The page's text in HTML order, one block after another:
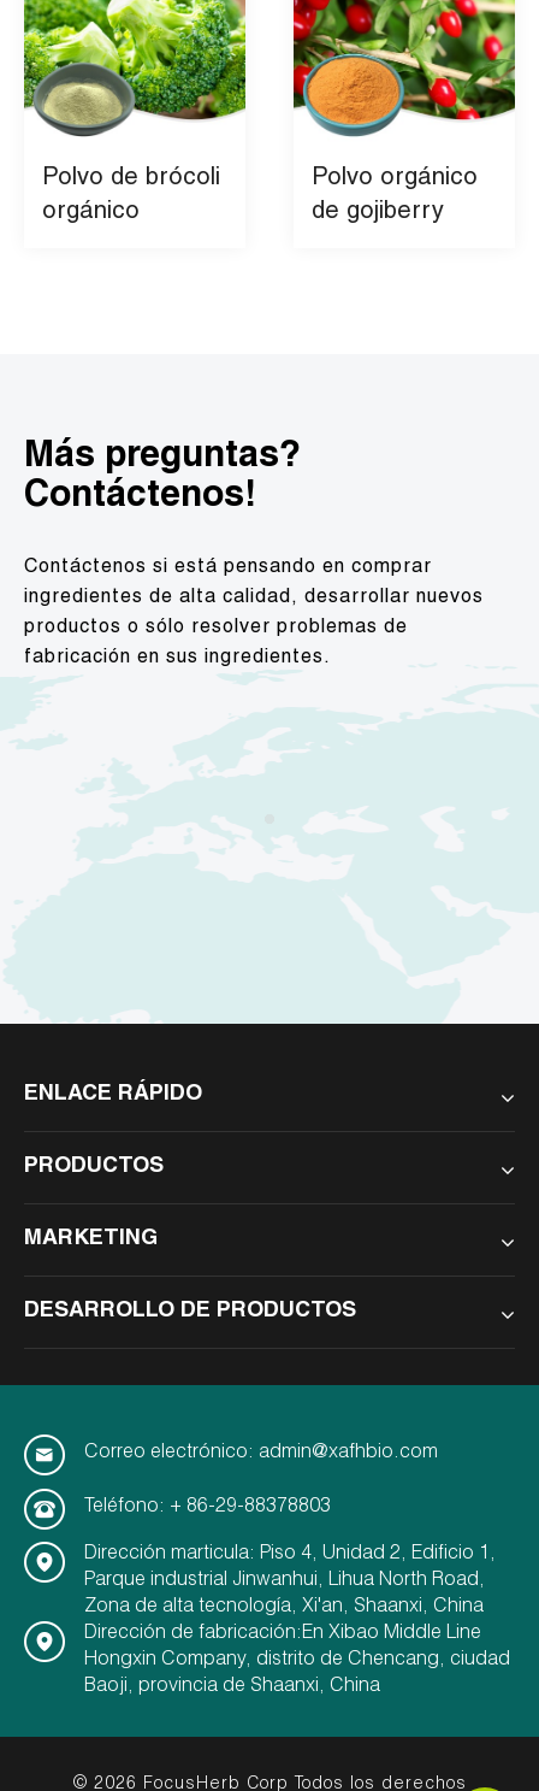
Polvo de brócoli
orgánico
Polvo orgánico
de gojiberry
Más preguntas?
Contáctenos!
Contáctenos si está pensando en comprar
ingredientes de alta calidad, desarrollar nuevos
productos o sólo resolver problemas de
fabricación en sus ingredientes.
ENLACE RÁPIDO
PRODUCTOS
MARKETING
DESARROLLO DE PRODUCTOS
Correo electrónico: admin@xafhbio.com
Teléfono: + 86-29-88378803
Dirección marticula: Piso 4, Unidad 2, Edificio 1,
Parque industrial Jinwanhui, Lihua North Road,
Zona de alta tecnología, Xi'an, Shaanxi, China
Dirección de fabricación:En Xibao Middle Line
Hongxin Company, distrito de Chencang, ciudad
Baoji, provincia de Shaanxi, China
© 2026 FocusHerb Corp Todos los derechos